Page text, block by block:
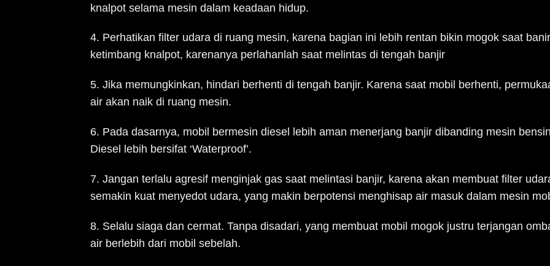
knalpot selama mesin dalam keadaan hidup.
4. Perhatikan filter udara di ruang mesin, karena bagian ini lebih rentan bikin mogok saat banir
ketimbang knalpot, karenanya perlahanlah saat melintas di tengah banjir
5. Jika memungkinkan, hindari berhenti di tengah banjir. Karena saat mobil berhenti,
air akan naik di ruang mesin.
6. Pada dasarnya, mobil bermesin diesel lebih aman menerjang banjir dibanding mesin
Diesel lebih bersifat ‘Waterproof’.
7. Jangan terlalu agresif menginjak gas saat melintasi banjir, karena akan membuat filter
semakin kuat menyedot udara, yang makin berpotensi menghisap air masuk dalam mesin
8. Selalu siaga dan cermat. Tanpa disadari, yang membuat mobil mogok justru terjangan
air berlebih dari mobil sebelah.